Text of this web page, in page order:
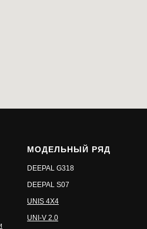
МОДЕЛЬНЫЙ РЯД
DEEPAL G318
DEEPAL S07
UNIS 4X4
UNI-V 2.0